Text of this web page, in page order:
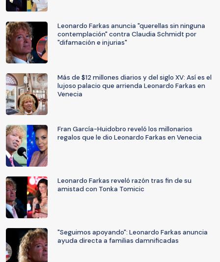
Leonardo Farkas anuncia "querellas sin ninguna
contemplación" contra Claudia Schmidt por
"difamación e injurias"
Más de $12 millones diarios y del siglo XV: Así es el
lujoso palacio que arrienda Leonardo Farkas en
Venecia
Fran García-Huidobro reveló los millonarios
regalos que le dio Leonardo Farkas en Venecia
Leonardo Farkas reveló razón tras fin de su
amistad con Tonka Tomicic
"Seguimos apoyando": Leonardo Farkas anuncia
ayuda directa a familias damnificadas